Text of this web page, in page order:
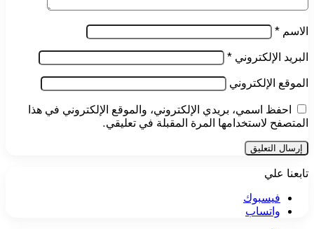
الاسم *
البريد الإلكتروني *
الموقع الإلكتروني
احفظ اسمي، بريدي الإلكتروني، والموقع الإلكتروني في هذا
المتصفح لاستخدامها المرة المقبلة في تعليقي.
تابعنا علي
فيسبوك
واتساب